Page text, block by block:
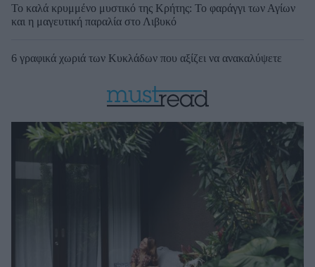
Το καλά κρυμμένο μυστικό της Κρήτης: Το φαράγγι των Αγίων
και η μαγευτική παραλία στο Λιβυκό
6 γραφικά χωριά των Κυκλάδων που αξίζει να ανακαλύψετε